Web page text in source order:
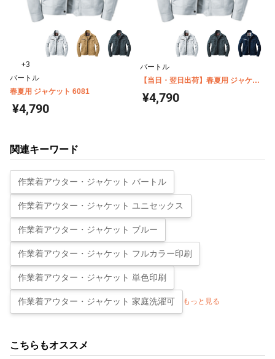
+3
バートル
春夏用 ジャケット 6081
¥4,790
バートル
【当日・翌日出荷】春夏用 ジャケッ
¥4,790
関連キーワード
作業着アウター・ジャケット バートル
作業着アウター・ジャケット ユニセックス
作業着アウター・ジャケット ブルー
作業着アウター・ジャケット フルカラー印刷
作業着アウター・ジャケット 単色印刷
作業着アウター・ジャケット 家庭洗濯可 もっと見る
こちらもオススメ